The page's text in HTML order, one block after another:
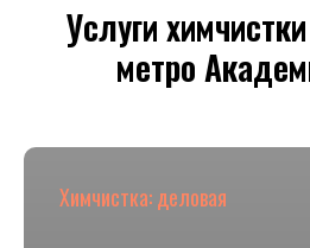
Услуги
метро
Химчистка: деловая